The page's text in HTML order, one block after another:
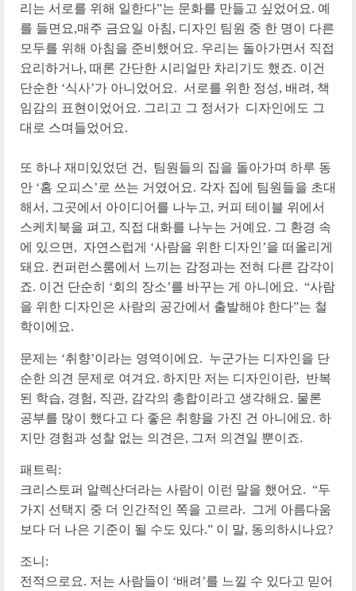
리는 서로를 위해 일한다”는 문화를 만들고 싶었어요. 예
를 들면요,매주 금요일 아침, 디자인 팀원 중 한 명이 다른
모두를 위해 아침을 준비했어요. 우리는 돌아가면서 직접
요리하거나, 때론 간단한 시리얼만 차리기도 했죠. 이건
단순한 ‘식사’가 아니었어요. 서로를 위한 정성, 배려, 책
임감의 표현이었어요. 그리고 그 정서가 디자인에도 그
대로 스며들었어요.
또 하나 재미있었던 건, 팀원들의 집을 돌아가며 하루 동
안 ‘홈 오피스’로 쓰는 거였어요. 각자 집에 팀원들을 초대
해서, 그곳에서 아이디어를 나누고, 커피 테이블 위에서
스케치북을 펴고, 직접 대화를 나누는 거예요. 그 환경 속
에 있으면, 자연스럽게 ‘사람을 위한 디자인’을 떠올리게
돼요. 컨퍼런스룸에서 느끼는 감정과는 전혀 다른 감각이
죠. 이건 단순히 ‘회의 장소’를 바꾸는 게 아니에요. “사람
을 위한 디자인은 사람의 공간에서 출발해야 한다”는 철
학이에요.
문제는 ‘취향’이라는 영역이에요. 누군가는 디자인을 단
순한 의견 문제로 여겨요. 하지만 저는 디자인이란, 반복
된 학습, 경험, 직관, 감각의 총합이라고 생각해요. 물론
공부를 많이 했다고 다 좋은 취향을 가진 건 아니에요. 하
지만 경험과 성찰 없는 의견은, 그저 의견일 뿐이죠.
패트릭:
크리스토퍼 알렉산더라는 사람이 이런 말을 했어요. “두
가지 선택지 중 더 인간적인 쪽을 고르라. 그게 아름다움
보다 더 나은 기준이 될 수도 있다.” 이 말, 동의하시나요?
조니:
전적으로요. 저는 사람들이 ‘배려’를 느낄 수 있다고 믿어